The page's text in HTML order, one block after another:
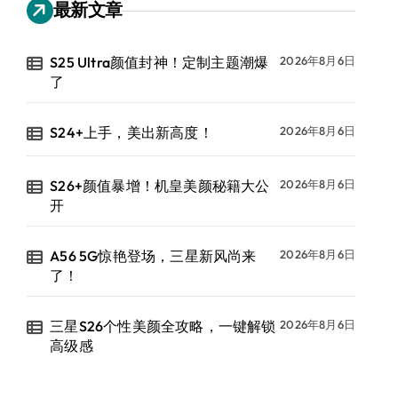
最新文章
S25 Ultra颜值封神！定制主题潮爆
了
2026年8月6日
S24+上手，美出新高度！ 2026年8月6日
S26+颜值暴增！机皇美颜秘籍大公
开
2026年8月6日
A56 5G惊艳登场，三星新风尚来
了！
2026年8月6日
三星S26个性美颜全攻略，一键解锁
高级感
2026年8月6日